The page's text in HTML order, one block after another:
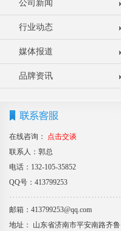
公司新闻
行业动态
媒体报道
品牌资讯
在线咨询：
点击交谈
联系人：郭总
电话：132-105-35852
QQ号：413799253
邮箱：413799253@qq.com
地址： 山东省济南市平安南路齐鲁